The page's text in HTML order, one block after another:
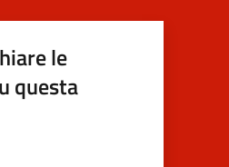
le
questa